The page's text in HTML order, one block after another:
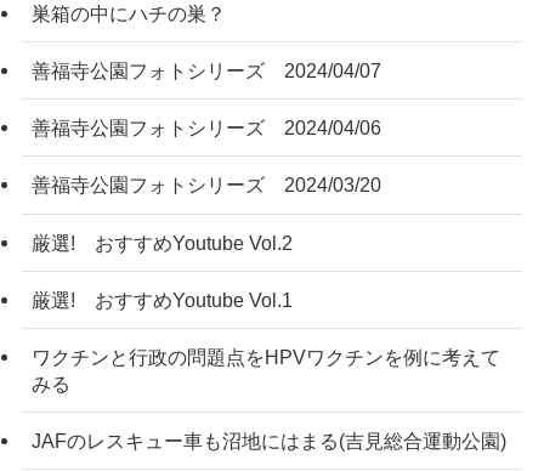
巣箱の中にハチの巣？
善福寺公園フォトシリーズ 2024/04/07
善福寺公園フォトシリーズ 2024/04/06
善福寺公園フォトシリーズ 2024/03/20
厳選! おすすめYoutube Vol.2
厳選! おすすめYoutube Vol.1
ワクチンと行政の問題点をHPVワクチンを例に考えて
みる
JAFのレスキュー車も沼地にはまる(吉見総合運動公園)